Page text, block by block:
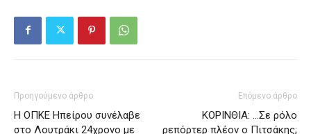
Προηγούμενο άρθρο
Η ΟΠΚΕ Ηπείρου συνέλαβε
στο Λουτράκι 24χρονο με
Επόμενο άρθρο
ΚΟΡΙΝΘΙΑ: …Σε ρόλο
ρεπόρτερ πλέον ο Πιτσάκης;